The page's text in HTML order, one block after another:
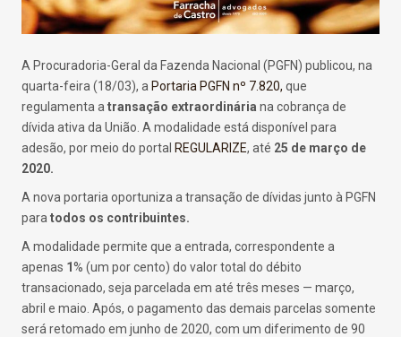
A Procuradoria-Geral da Fazenda Nacional (PGFN) publicou, na
quarta-feira (18/03), a Portaria PGFN nº 7.820, que
regulamenta a transação extraordinária na cobrança de
dívida ativa da União. A modalidade está disponível para
adesão, por meio do portal REGULARIZE, até 25 de março de
2020.
A nova portaria oportuniza a transação de dívidas junto à PGFN
para todos os contribuintes.
A modalidade permite que a entrada, correspondente a
apenas 1% (um por cento) do valor total do débito
transacionado, seja parcelada em até três meses — março,
abril e maio. Após, o pagamento das demais parcelas somente
será retomado em junho de 2020, com um diferimento de 90